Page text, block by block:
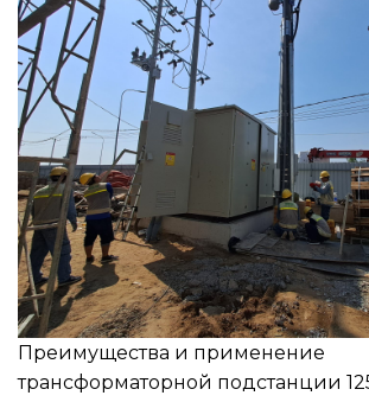
Преимущества и применение
трансформаторной подстанции